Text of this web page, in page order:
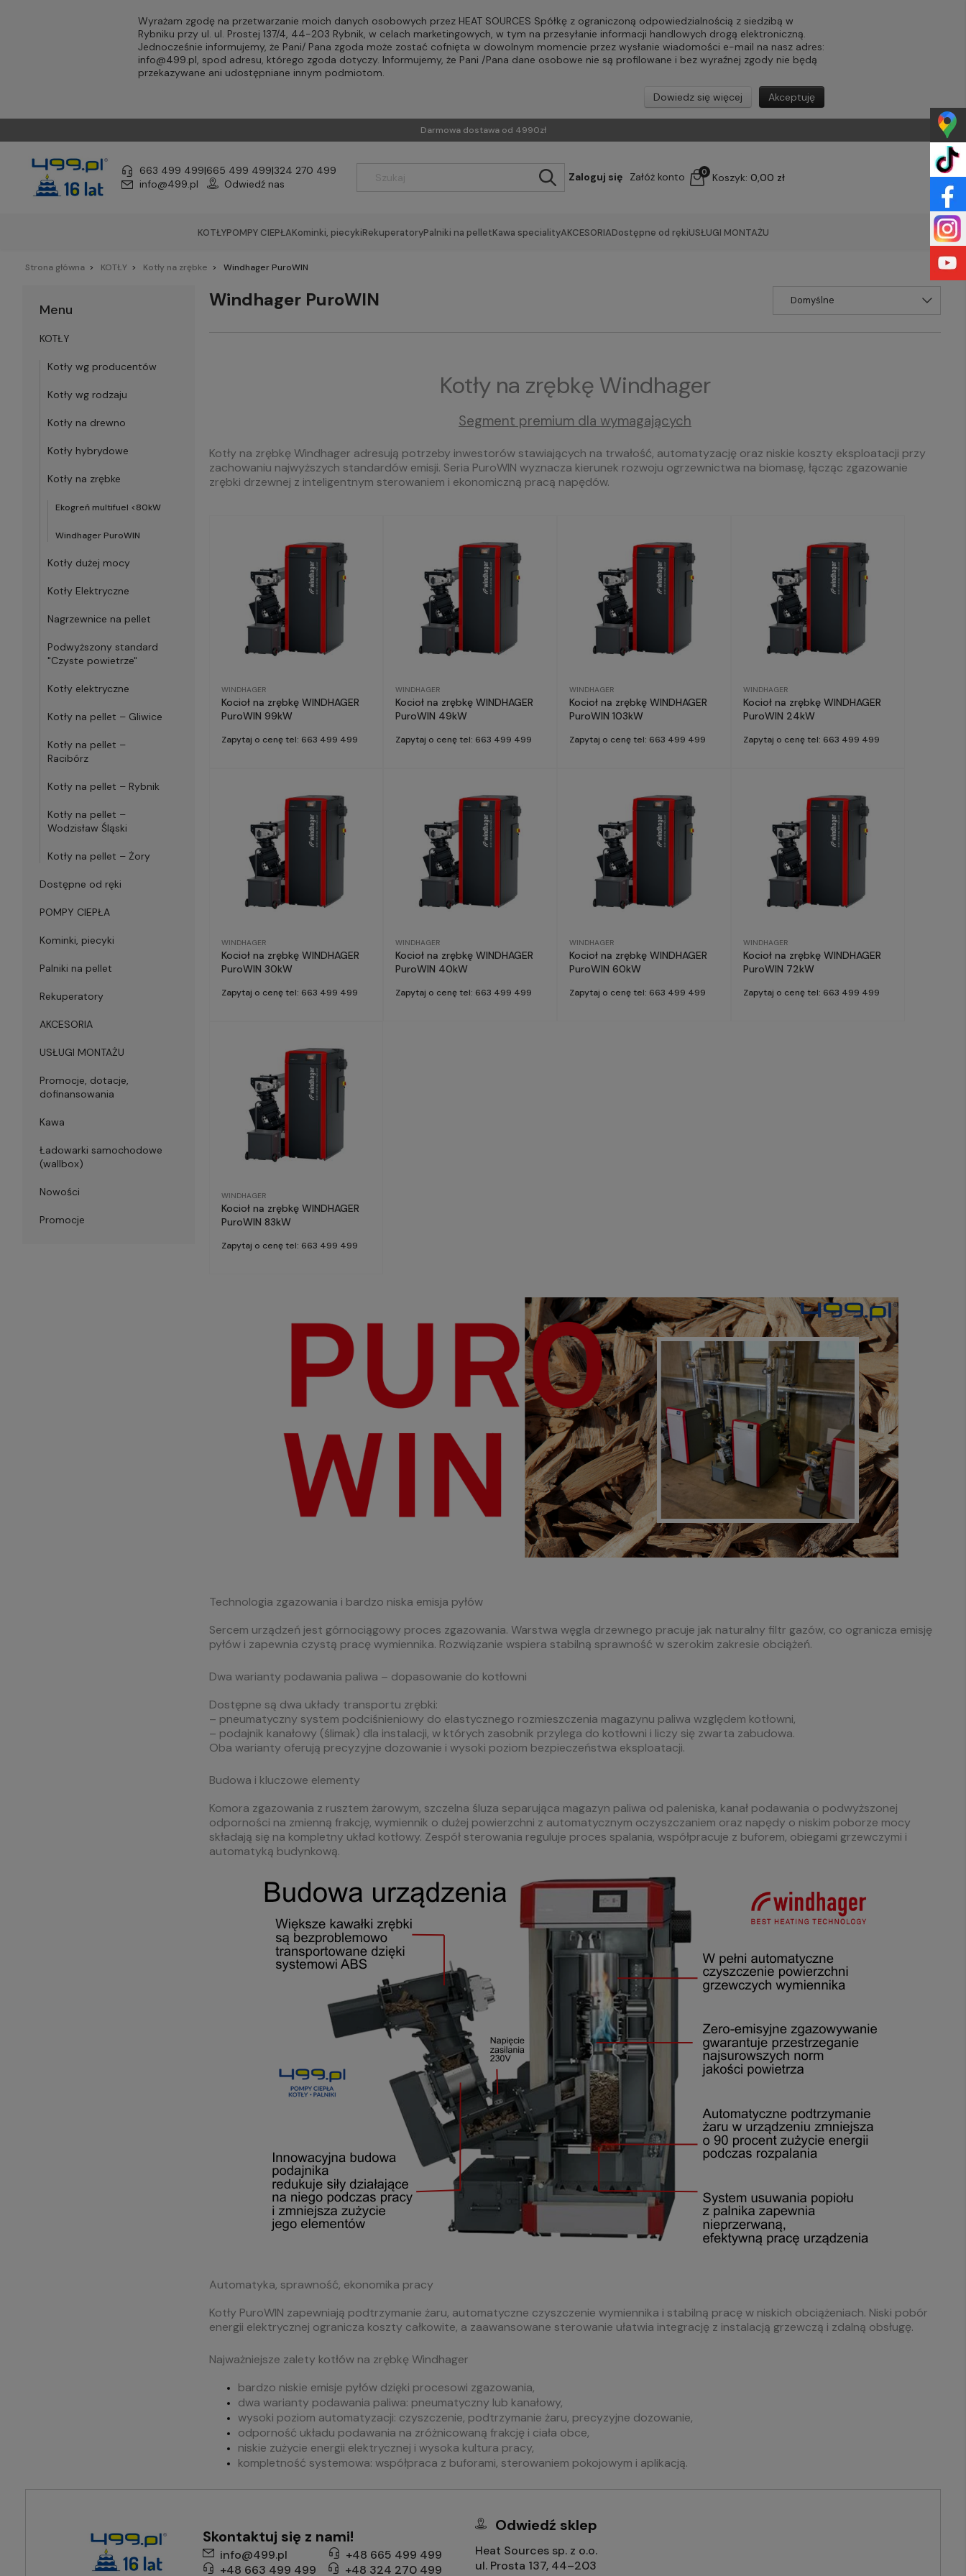
Wyrażam zgodę na przetwarzanie moich danych osobowych przez HEAT SOURCES Spółkę z ograniczoną odpowiedzialnością z siedzibą w
Rybniku przy ul. ul. Prostej 137/4, 44-203 Rybnik, w celach marketingowych, w tym na przesyłanie informacji handlowych drogą elektroniczną.
Jednocześnie informujemy, że Pani/ Pana zgoda może zostać cofnięta w dowolnym momencie przez wysłanie wiadomości e-mail na nasz adres:
info@499.pl, spod adresu, którego zgoda dotyczy. Informujemy, że Pani /Pana dane osobowe nie są profilowane i bez wyraźnej zgody nie będą
przekazywane ani udostępniane innym podmiotom.
Akceptuję
Dowiedz się więcej
Darmowa dostawa od 4990zł
663 499 499|665 499 499|324 270 499
info@499.pl
Odwiedź nas
Zaloguj się Załóż konto Koszyk: 0,00 zł
0
KOTŁYPOMPY CIEPŁAKominki, piecykiRekuperatoryPalniki na pelletKawa specialityAKCESORIADostępne od rękiUSŁUGI MONTAŻU
Strona główna KOTŁY Kotły na zrębke Windhager PuroWIN
Menu
KOTŁY
Kotły wg producentów
Kotły wg rodzaju
Kotły na drewno
Kotły hybrydowe
Kotły na zrębke
Ekogreń multifuel <80kW
Windhager PuroWIN
Kotły dużej mocy
Kotły Elektryczne
Nagrzewnice na pellet
Podwyższony standard
"Czyste powietrze"
Kotły elektryczne
Kotły na pellet – Gliwice
Kotły na pellet –
Racibórz
Kotły na pellet – Rybnik
Kotły na pellet –
Wodzisław Śląski
Kotły na pellet – Żory
Dostępne od ręki
POMPY CIEPŁA
Kominki, piecyki
Palniki na pellet
Rekuperatory
AKCESORIA
USŁUGI MONTAŻU
Promocje, dotacje,
dofinansowania
Kawa
Ładowarki samochodowe
(wallbox)
Nowości
Promocje
Windhager PuroWIN
Kotły na zrębkę Windhager
Segment premium dla wymagających
Kotły na zrębkę Windhager adresują potrzeby inwestorów stawiających na trwałość, automatyzację oraz niskie koszty eksploatacji przy
zachowaniu najwyższych standardów emisji. Seria PuroWIN wyznacza kierunek rozwoju ogrzewnictwa na biomasę, łącząc zgazowanie
zrębki drzewnej z inteligentnym sterowaniem i ekonomiczną pracą napędów.
WINDHAGER
Kocioł na zrębkę WINDHAGER
PuroWIN 99kW
Zapytaj o cenę tel: 663 499 499
WINDHAGER
Kocioł na zrębkę WINDHAGER
PuroWIN 49kW
Zapytaj o cenę tel: 663 499 499
WINDHAGER
Kocioł na zrębkę WINDHAGER
PuroWIN 103kW
Zapytaj o cenę tel: 663 499 499
WINDHAGER
Kocioł na zrębkę WINDHAGER
PuroWIN 24kW
Zapytaj o cenę tel: 663 499 499
WINDHAGER
Kocioł na zrębkę WINDHAGER
PuroWIN 30kW
Zapytaj o cenę tel: 663 499 499
WINDHAGER
Kocioł na zrębkę WINDHAGER
PuroWIN 40kW
Zapytaj o cenę tel: 663 499 499
WINDHAGER
Kocioł na zrębkę WINDHAGER
PuroWIN 60kW
Zapytaj o cenę tel: 663 499 499
WINDHAGER
Kocioł na zrębkę WINDHAGER
PuroWIN 72kW
Zapytaj o cenę tel: 663 499 499
WINDHAGER
Kocioł na zrębkę WINDHAGER
PuroWIN 83kW
Zapytaj o cenę tel: 663 499 499
Technologia zgazowania i bardzo niska emisja pyłów
Sercem urządzeń jest górnociągowy proces zgazowania. Warstwa węgla drzewnego pracuje jak naturalny filtr gazów, co ogranicza emisję
pyłów i zapewnia czystą pracę wymiennika. Rozwiązanie wspiera stabilną sprawność w szerokim zakresie obciążeń.
Dwa warianty podawania paliwa – dopasowanie do kotłowni
Dostępne są dwa układy transportu zrębki:
– pneumatyczny system podciśnieniowy do elastycznego rozmieszczenia magazynu paliwa względem kotłowni,
– podajnik kanałowy (ślimak) dla instalacji, w których zasobnik przylega do kotłowni i liczy się zwarta zabudowa.
Oba warianty oferują precyzyjne dozowanie i wysoki poziom bezpieczeństwa eksploatacji.
Budowa i kluczowe elementy
Komora zgazowania z rusztem żarowym, szczelna śluza separująca magazyn paliwa od paleniska, kanał podawania o podwyższonej
odporności na zmienną frakcję, wymiennik o dużej powierzchni z automatycznym oczyszczaniem oraz napędy o niskim poborze mocy
składają się na kompletny układ kotłowy. Zespół sterowania reguluje proces spalania, współpracuje z buforem, obiegami grzewczymi i
automatyką budynkową.
Automatyka, sprawność, ekonomika pracy
Kotły PuroWIN zapewniają podtrzymanie żaru, automatyczne czyszczenie wymiennika i stabilną pracę w niskich obciążeniach. Niski pobór
energii elektrycznej ogranicza koszty całkowite, a zaawansowane sterowanie ułatwia integrację z instalacją grzewczą i zdalną obsługę.
Najważniejsze zalety kotłów na zrębkę Windhager
bardzo niskie emisje pyłów dzięki procesowi zgazowania,
dwa warianty podawania paliwa: pneumatyczny lub kanałowy,
wysoki poziom automatyzacji: czyszczenie, podtrzymanie żaru, precyzyjne dozowanie,
odporność układu podawania na zróżnicowaną frakcję i ciała obce,
niskie zużycie energii elektrycznej i wysoka kultura pracy,
kompletność systemowa: współpraca z buforami, sterowaniem pokojowym i aplikacją.
Skontaktuj się z nami!
info@499.pl
+48 665 499 499
+48 663 499 499
+48 324 270 499
Odwiedź sklep
Heat Sources sp. z o.o.
ul. Prosta 137, 44–203